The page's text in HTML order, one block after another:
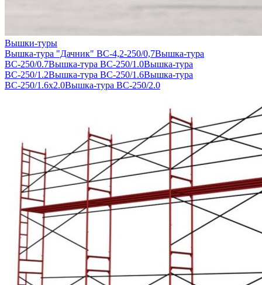
Вышки-туры
Вышка-тура "Дачник" ВС-4,2-250/0,7Вышка-тура
ВС-250/0.7Вышка-тура ВС-250/1.0Вышка-тура
ВС-250/1.2Вышка-тура ВС-250/1.6Вышка-тура
ВС-250/1.6х2.0Вышка-тура ВС-250/2.0